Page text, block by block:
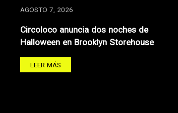
AGOSTO 7, 2026
Circoloco anuncia dos noches de
Halloween en Brooklyn Storehouse
LEER MÁS